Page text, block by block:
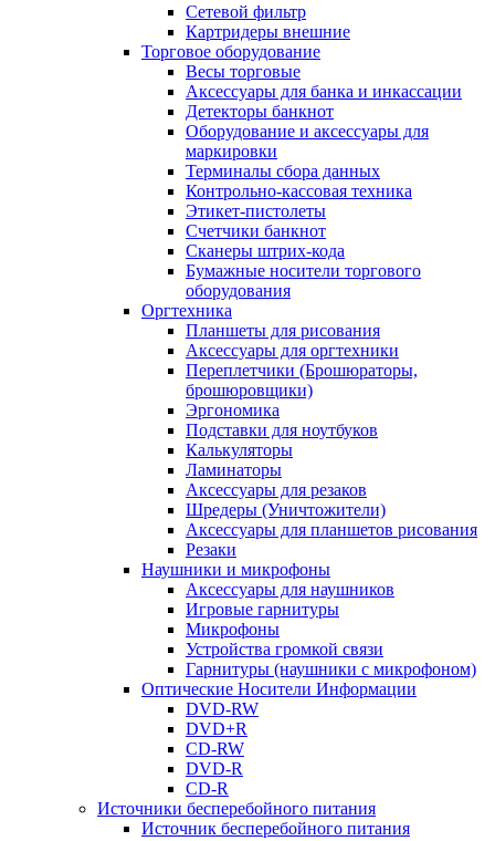
Сетевой фильтр
Картридеры внешние
Торговое оборудование
Весы торговые
Аксессуары для банка и инкассации
Детекторы банкнот
Оборудование и аксессуары для
маркировки
Терминалы сбора данных
Контрольно-кассовая техника
Этикет-пистолеты
Счетчики банкнот
Сканеры штрих-кода
Бумажные носители торгового
оборудования
Оргтехника
Планшеты для рисования
Аксессуары для оргтехники
Переплетчики (Брошюраторы,
брошюровщики)
Эргономика
Подставки для ноутбуков
Калькуляторы
Ламинаторы
Аксессуары для резаков
Шредеры (Уничтожители)
Аксессуары для планшетов рисования
Резаки
Наушники и микрофоны
Аксессуары для наушников
Игровые гарнитуры
Микрофоны
Устройства громкой связи
Гарнитуры (наушники с микрофоном)
Оптические Носители Информации
DVD-RW
DVD+R
CD-RW
DVD-R
CD-R
Источники бесперебойного питания
Источник бесперебойного питания